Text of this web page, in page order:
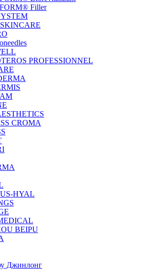
Filler
PROFESSIONNEL
CROMA
HYAL
BEIPU
Джинлонг